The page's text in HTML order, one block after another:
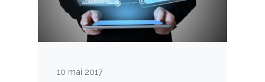
10 mai 2017